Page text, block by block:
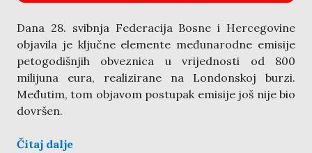
Dana 28. svibnja Federacija Bosne i Hercegovine
objavila je ključne elemente međunarodne emisije
petogodišnjih obveznica u vrijednosti od 800
milijuna eura, realizirane na Londonskoj burzi.
Međutim, tom objavom postupak emisije još nije bio
dovršen.
Čitaj dalje